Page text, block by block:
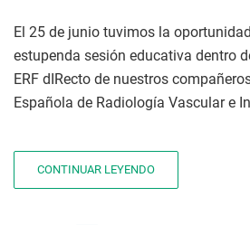
El 25 de junio tuvimos la
estupenda sesión educativa dentro
ERF dIRecto de nuestros
Española de Radiología Vascular e
CONTINUAR LEYENDO